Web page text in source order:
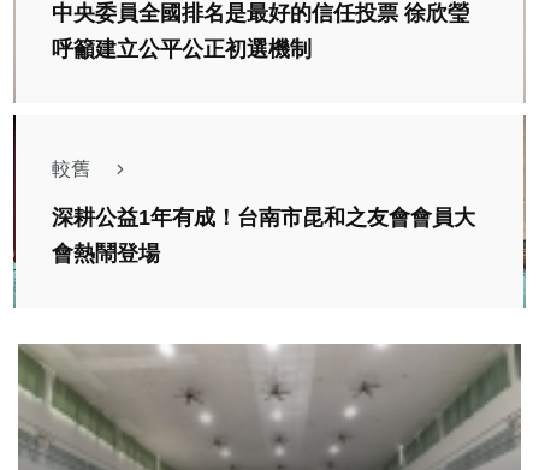
中央委員全國排名是最好的信任投票 徐欣瑩
呼籲建立公平公正初選機制
較舊
深耕公益1年有成！台南市昆和之友會會員大
會熱鬧登場